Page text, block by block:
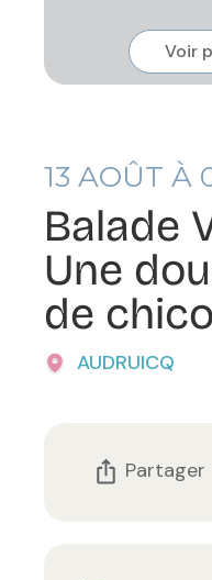
Voir
13 AOÛT À
Balade
Une
de
AUDRUICQ
Partager